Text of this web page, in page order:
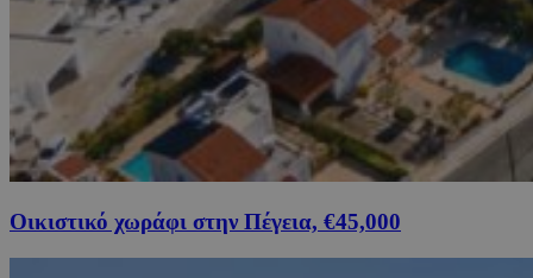
Οικιστικό χωράφι στην Πέγεια, €45,000